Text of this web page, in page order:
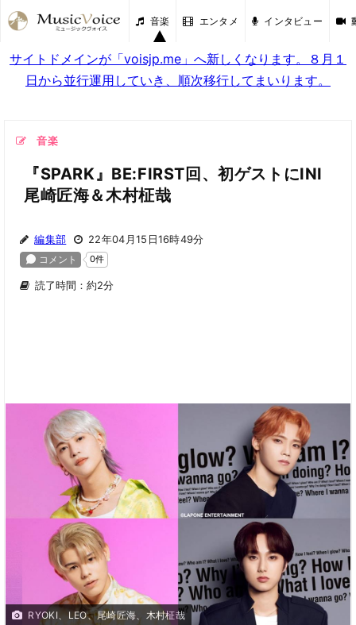
音楽 エンタメ インタビュー
サイトドメインが「voisjp.me」へ新しくなります。８月１
日から並行運用していき、順次移行してまいります。
音楽
『SPARK』BE:FIRST回、初ゲストにINI
尾崎匠海＆木村柾哉
編集部 22年04月15日16時49分
読了時間：約2分
RYOKI、LEO、尾崎匠海、木村柾哉